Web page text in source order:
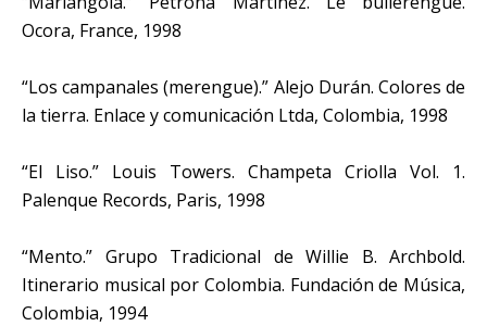
Ocora, France, 1998
“Los campanales (merengue).” Alejo Durán. Colores de
la tierra. Enlace y comunicación Ltda, Colombia, 1998
“El Liso.” Louis Towers. Champeta Criolla Vol. 1.
Palenque Records, Paris, 1998
“Mento.” Grupo Tradicional de Willie B. Archbold.
Itinerario musical por Colombia. Fundación de Música,
Colombia, 1994